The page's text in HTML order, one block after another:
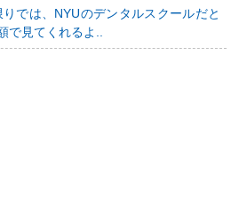
では、NYUのデンタルスクールだと
で見てくれるよ..